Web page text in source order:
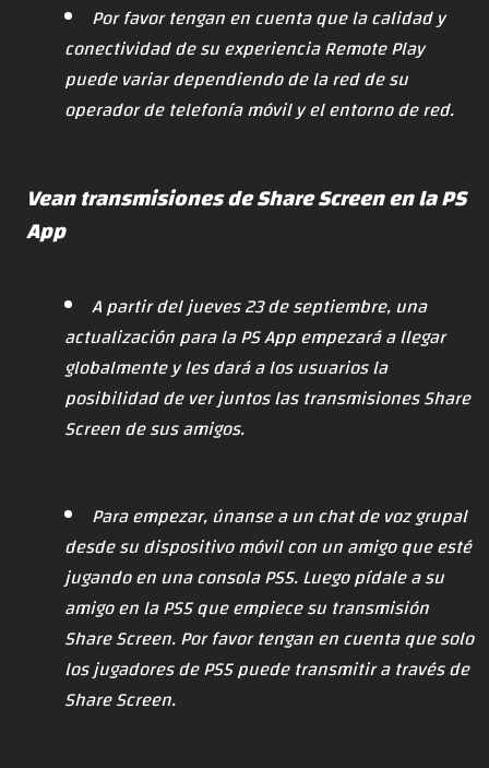
Por favor tengan en cuenta que la calidad y
conectividad de su experiencia Remote Play
puede variar dependiendo de la red de su
operador de telefonía móvil y el entorno de red.
Vean transmisiones de Share Screen en la PS
App
A partir del jueves 23 de septiembre, una
actualización para la PS App empezará a llegar
globalmente y les dará a los usuarios la
posibilidad de ver juntos las transmisiones Share
Screen de sus amigos.
Para empezar, únanse a un chat de voz grupal
desde su dispositivo móvil con un amigo que esté
jugando en una consola PS5. Luego pídale a su
amigo en la PS5 que empiece su transmisión
Share Screen. Por favor tengan en cuenta que solo
los jugadores de PS5 puede transmitir a través de
Share Screen.